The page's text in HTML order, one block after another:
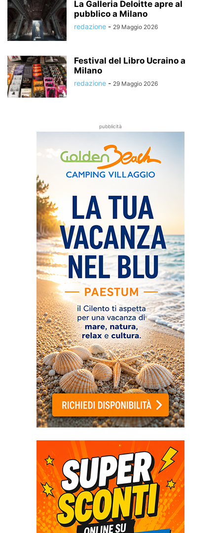
La Galleria Deloitte apre al
pubblico a Milano
redazione - 29 Maggio 2026
Festival del Libro Ucraino a
Milano
redazione - 29 Maggio 2026
pubblicità